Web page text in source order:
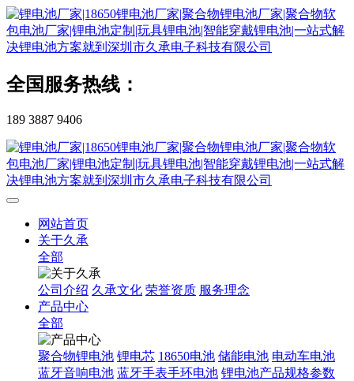
全国服务热线：
189 3887 9406
网站首页
关于久承
全部
公司介绍 久承文化 荣誉资质 服务理念
产品中心
全部
聚合物锂电池 锂电芯 18650电池 储能电池 电动车电池
蓝牙音响电池 蓝牙手表手环电池 锂电池产品规格参数